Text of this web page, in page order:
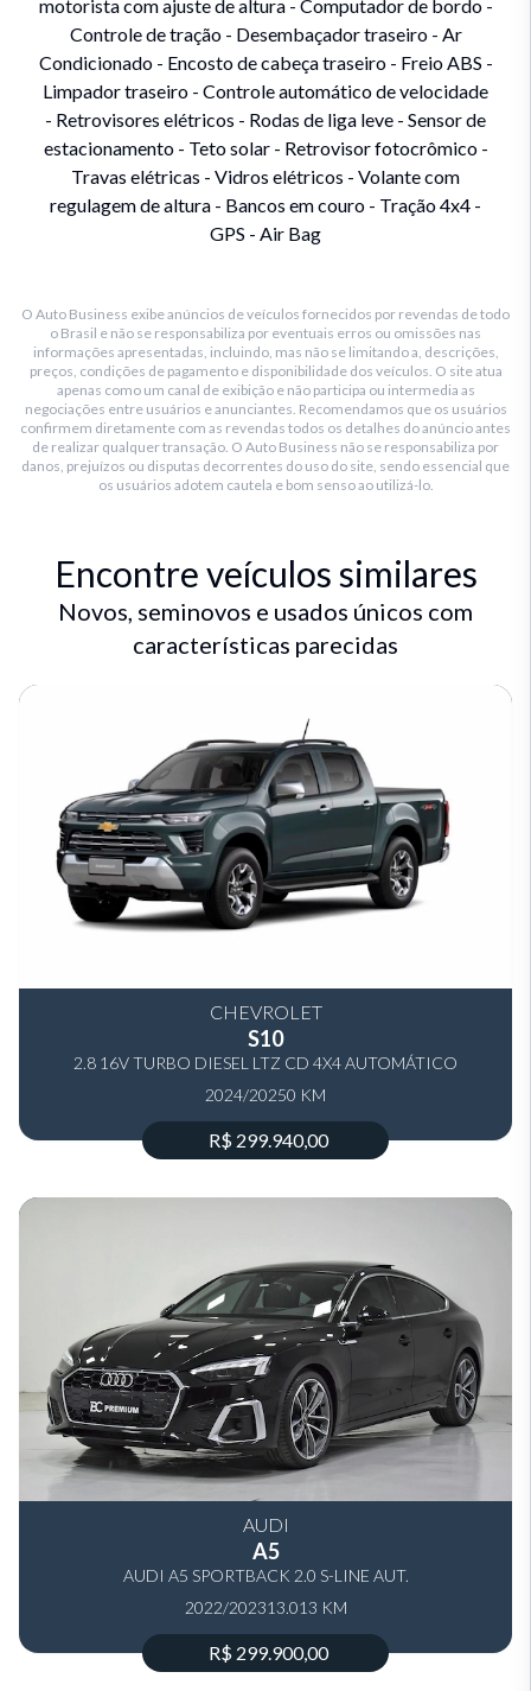
motorista com ajuste de altura - Computador de bordo -
Controle de tração - Desembaçador traseiro - Ar
Condicionado - Encosto de cabeça traseiro - Freio ABS -
Limpador traseiro - Controle automático de velocidade
- Retrovisores elétricos - Rodas de liga leve - Sensor de
estacionamento - Teto solar - Retrovisor fotocrômico -
Travas elétricas - Vidros elétricos - Volante com
regulagem de altura - Bancos em couro - Tração 4x4 -
GPS - Air Bag
O Auto Business exibe anúncios de veículos fornecidos por revendas de todo
o Brasil e não se responsabiliza por eventuais erros ou omissões nas
informações apresentadas, incluindo, mas não se limitando a, descrições,
preços, condições de pagamento e disponibilidade dos veículos. O site atua
apenas como um canal de exibição e não participa ou intermedia as
negociações entre usuários e anunciantes. Recomendamos que os usuários
confirmem diretamente com as revendas todos os detalhes do anúncio antes
de realizar qualquer transação. O Auto Business não se responsabiliza por
danos, prejuízos ou disputas decorrentes do uso do site, sendo essencial que
os usuários adotem cautela e bom senso ao utilizá-lo.
Encontre veículos similares
Novos, seminovos e usados únicos com
características parecidas
CHEVROLET
S10
2.8 16V TURBO DIESEL LTZ CD 4X4 AUTOMÁTICO
2024/20250 KM
R$ 299.940,00
AUDI
A5
AUDI A5 SPORTBACK 2.0 S-LINE AUT.
2022/202313.013 KM
R$ 299.900,00